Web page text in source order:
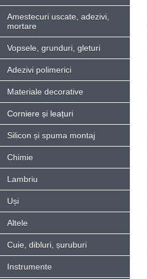
Amestecuri uscate, adezivi,
mortare
Vopsele, grunduri, gleturi
Adezivi polimerici
Materiale decorative
Corniere și leațuri
Silicon și spuma montaj
Chimie
Lambriu
Uși
Altele
Cuie, dibluri, șuruburi
Instrumente